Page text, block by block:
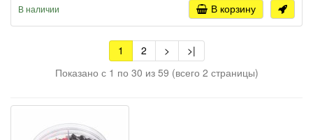
В наличии В корзину
1 2 >
>|
Показано с 1 по 30 из 59 (всего 2 страницы)